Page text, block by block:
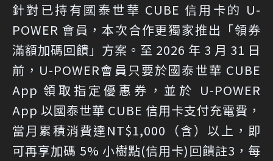
針對已持有國泰世華 CUBE 信用卡的 U-
POWER 會員，本次合作更獨家推出「領券
滿額加碼回饋」方案。至 2026 年 3 月 31 日
前，U-POWER會員只要於國泰世華 CUBE
App 領取指定優惠券，並於 U-POWER
App 以國泰世華 CUBE 信用卡支付充電費，
當月累積消費達NT$1,000（含）以上，即
可再享加碼 5% 小樹點(信用卡)回饋註3，每